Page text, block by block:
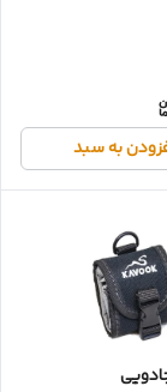
به سبد